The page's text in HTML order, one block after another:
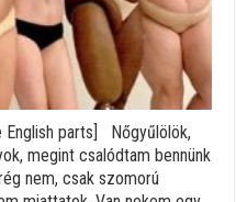
English parts] Nőgyűlölök,
megint csalódtam bennünk
nem, csak szomorú